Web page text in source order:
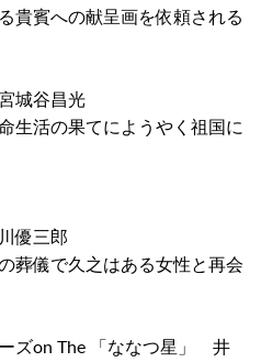
貴賓への献呈画を依頼される
城谷昌光
生活の果てにようやく祖国に
優三郎
葬儀で久之はある女性と再会
ズon The 「ななつ星」 井